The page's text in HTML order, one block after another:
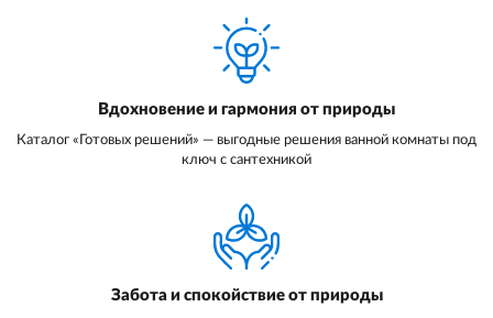
Вдохновение и гармония от природы
Каталог «Готовых решений» — выгодные решения ванной комнаты под
ключ с сантехникой
Забота и спокойствие от природы